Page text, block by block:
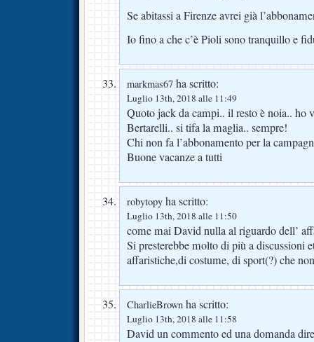
Se abitassi a Firenze avrei già
Io fino a che c’è Pioli sono tranquillo e
markmas67 ha scritto:
Luglio 13th, 2018 alle 11:49
Quoto jack da campi.. il resto è noia.. ho
Bertarelli.. si tifa la maglia.. sempre!
Chi non fa l’abbonamento per la
Buone vacanze a tutti
robytopy ha scritto:
Luglio 13th, 2018 alle 11:50
come mai David nulla al riguardo dell’
Si presterebbe molto di più a discussioni
affaristiche,di costume, di sport(?) che
CharlieBrown ha scritto:
Luglio 13th, 2018 alle 11:58
David un commento ed una domanda